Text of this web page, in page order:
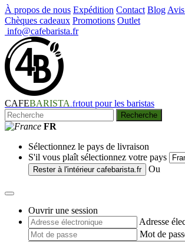
À propos de nous Expédition Contact Blog
Chèques cadeaux Promotions Outlet
info@cafebarista.fr
CAFEBARISTA .frtout pour les baristas
Recherche
FR
Sélectionnez le pays de livraison
S'il vous plaît sélectionnez votre pays
Rester à l'intérieur cafebarista.fr Ou
Ouvrir une session
Adresse
Mot de